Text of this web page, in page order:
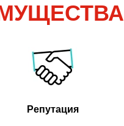
Репутация